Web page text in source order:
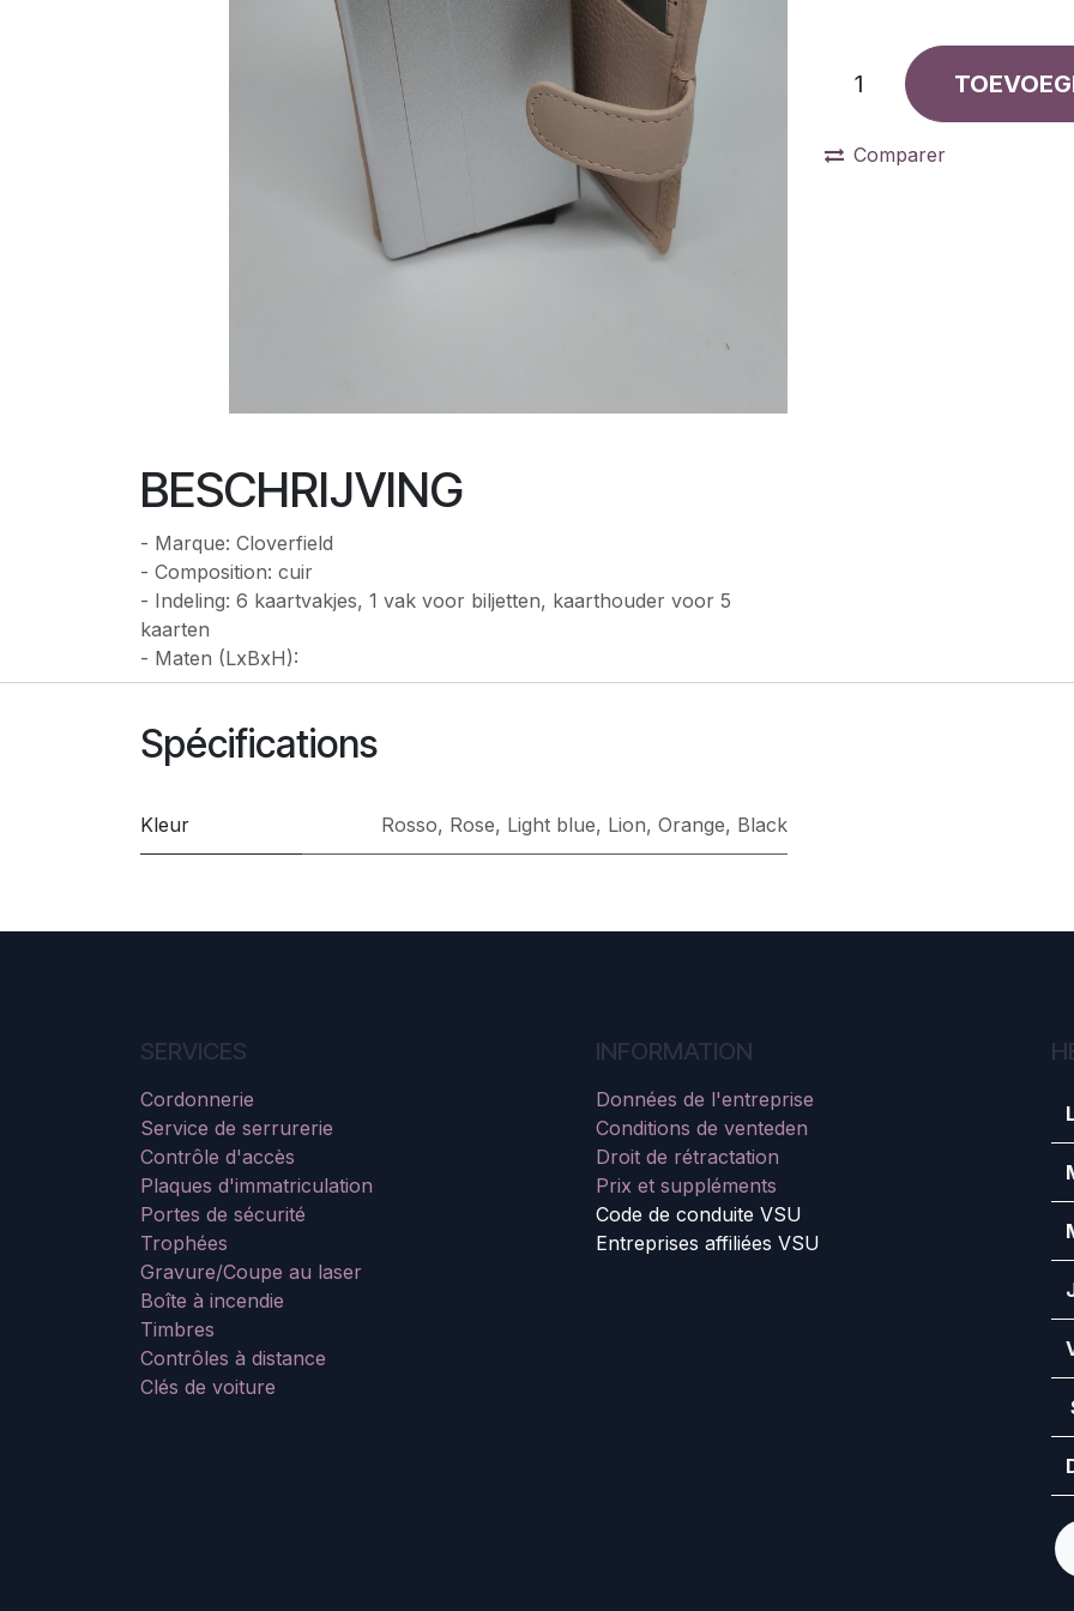
Comparer
BESCHRIJVING
- Marque: Cloverfield
- Composition: cuir
- Indeling: 6 kaartvakjes, 1 vak voor biljetten, kaarthouder voor 5
kaarten
- Maten (LxBxH):
Spécifications
Kleur Rosso, Rose, Light blue, Lion, Orange, Black
SERVICES
Cordonnerie
Service de serrurerie
Contrôle d'accès
Plaques d'immatriculation
Portes de sécurité
Trophées
Gravure/Coupe au laser
Boîte à incendie
Timbres
Contrôles à distance
Clés de voiture
INFORMATION
Données de l'entreprise
Conditions de venteden
Droit de rétractation
Prix et suppléments
Code de conduite VSU
Entreprises affiliées VSU